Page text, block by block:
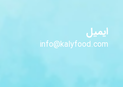
ایمیل
info@kalyfood.com